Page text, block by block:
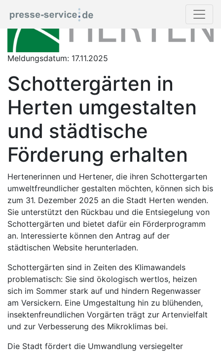
Meldungsdatum: 17.11.2025
Schottergärten in
Herten umgestalten
und städtische
Förderung erhalten
Hertenerinnen und Hertener, die ihren Schottergarten
umweltfreundlicher gestalten möchten, können sich bis
zum 31. Dezember 2025 an die Stadt Herten wenden.
Sie unterstützt den Rückbau und die Entsiegelung von
Schottergärten und bietet dafür ein Förderprogramm
an. Interessierte können den Antrag auf der
städtischen Website herunterladen.
Schottergärten sind in Zeiten des Klimawandels
problematisch: Sie sind ökologisch wertlos, heizen
sich im Sommer stark auf und hindern Regenwasser
am Versickern. Eine Umgestaltung hin zu blühenden,
insektenfreundlichen Vorgärten trägt zur Artenvielfalt
und zur Verbesserung des Mikroklimas bei.
Die Stadt fördert die Umwandlung versiegelter